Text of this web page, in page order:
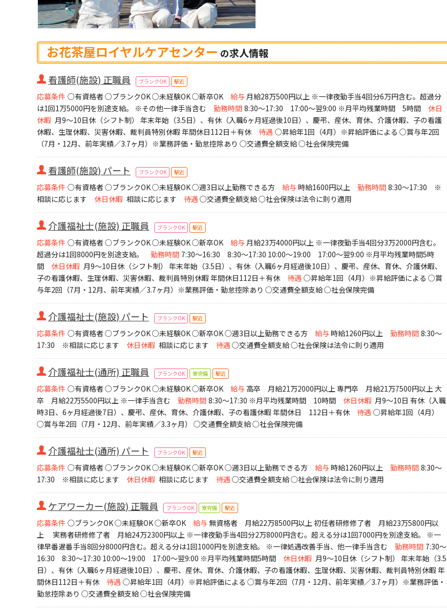
お花茶屋ロイヤルケアセンター の求人情報
看護師(施設) 正職員 ブランクOK 駅近
応募条件 ○有資格者 ○ブランクOK ○未経験OK ○新卒OK 給与 月給28万500円以上 ※一律夜勤手当4回分6万円含む。超過分
は1回1万5000円を別途支給。 ※その他一律手当含む
勤務時間 8:30～17:30 17:00～翌9:00 ※月平均残業時間 5時間
休日
休暇 月9～10日休（シフト制） 年末年始（3.5日）、有休（入職6ヶ月経過後10日）、慶弔、産休、育休、介護休暇、子の看護
休暇、生理休暇、災害休暇、裁判員特別休暇 年間休日112日＋有休
待遇 ○昇給年1回（4月）※昇給評価による ○賞与年2回
（7月・12月、前年実績／3.7ヶ月）※業務評価・勤怠控除あり ○交通費全額支給 ○社会保険完備
看護師(施設) パート ブランクOK 駅近
応募条件 ○有資格者 ○ブランクOK ○未経験OK ○週3日以上勤務できる方 給与時給1600円以上 勤務時間 8:30～17:30 ※
相談に応じます
休日休暇 相談に応じます 待遇 ○交通費全額支給 ○社会保険は法令に則り適用
介護福祉士(施設) 正職員 ブランクOK 駅近
応募条件 ○有資格者 ○ブランクOK ○未経験OK ○新卒OK 給与 月給23万4000円以上 ※一律夜勤手当4回分3万2000円含む。
超過分は1回8000円を別途支給。
勤務時間 7:30～16:30 8:30～17:30 10:00～19:00 17:00～翌9:00 ※月平均残業時間5時
間
休日休暇 月9～10日休（シフト制） 年末年始（3.5日）、有休（入職6ヶ月経過後10日）、慶弔、産休、育休、介護休暇、
子の看護休暇、生理休暇、災害休暇、裁判員特別休暇 年間休日112日＋有休
待遇 ○昇給年1回（4月）※昇給評価による ○賞
与年2回（7月・12月、前年実績／3.7ヶ月）※業務評価・勤怠控除あり ○交通費全額支給 ○社会保険完備
介護福祉士(施設) パート ブランクOK 駅近
応募条件 ○有資格者 ○ブランクOK ○未経験OK ○新卒OK ○週3日以上勤務できる方 給与時給1260円以上 勤務時間 8:30～
17:30 ※相談に応じます
休日休暇 相談に応じます 待遇 ○交通費全額支給 ○社会保険は法令に則り適用
介護福祉士(通所) 正職員 ブランクOK 寮完備 駅近
応募条件 ○有資格者 ○ブランクOK ○未経験OK ○新卒OK 給与 高卒 月給21万2000円以上 専門卒 月給21万7500円以上 大
卒 月給22万5500円以上 ※一律手当含む
勤務時間 8:30～17:30 ※月平均残業時間 10時間 休日休暇 月9～10日 有休（入職
時3日、6ヶ月経過後7日）、慶弔、産休、育休、介護休暇、子の看護休暇 年間休日 112日＋有休
待遇 ○昇給年1回（4月）
○賞与年2回（7月・12月、前年実績／3.3ヶ月） ○交通費全額支給 ○社会保険完備
介護福祉士(通所) パート ブランクOK 駅近
応募条件 ○有資格者 ○ブランクOK ○未経験OK ○新卒OK ○週3日以上勤務できる方 給与時給1260円以上 勤務時間 8:30～
17:30 ※相談に応じます
休日休暇 相談に応じます 待遇 ○交通費全額支給 ○社会保険は法令に則り適用
ケアワーカー(施設) 正職員 ブランクOK 寮完備 駅近
応募条件 ○ブランクOK ○未経験OK ○新卒OK 給与 無資格者 月給22万8500円以上 初任者研修修了者 月給23万5800円以
上 実務者研修修了者 月給24万2300円以上 ※一律夜勤手当4回分2万8000円含む。超える分は1回7000円を別途支給。 ※一
律早番遅番手当8回分8000円含む。超える分は1回1000円を別途支給。 ※一律処遇改善手当、他一律手当含む
勤務時間 7:30～
16:30 8:30～17:30 10:00～19:00 17:00～翌9:00 ※月平均残業時間5時間
休日休暇 月9～10日休（シフト制） 年末年始（3.5
日）、有休（入職6ヶ月経過後10日）、慶弔、産休、育休、介護休暇、子の看護休暇、生理休暇、災害休暇、裁判員特別休暇 年
間休日112日＋有休
待遇 ○昇給年1回（4月）※昇給評価による ○賞与年2回（7月・12月、前年実績／3.7ヶ月）※業務評価・
勤怠控除あり ○交通費全額支給 ○社会保険完備